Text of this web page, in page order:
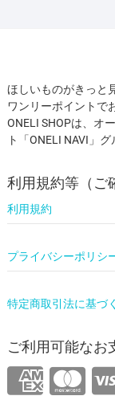
ほしいものがきっと
ワンリーポイントで
ONELI SHOPは、オ
ト「ONELI NAVI」
利用規約等（ご
利用規約
プライバシーポリシ
特定商取引法に基づ
ご利用可能なお